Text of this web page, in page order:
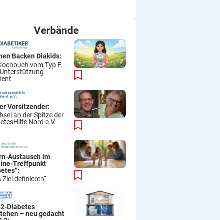
Verbände
Backen Diakids:
vom Typ F,
Vorsitzender:
an der Spitze der
Nord e.V.
Austausch im
Treffpunkt
Ziel definieren“
Diabetes
– neu gedacht